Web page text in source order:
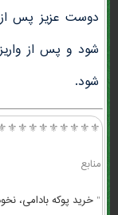
دوست عزیز پس
شود و پس از
شود.
منابع
" خرید پوکه بادامی،